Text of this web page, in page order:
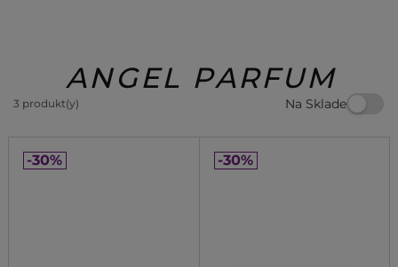
Beauty
ANGEL PARFUM
3 produkt(y) Na Sklade
-30% -30%